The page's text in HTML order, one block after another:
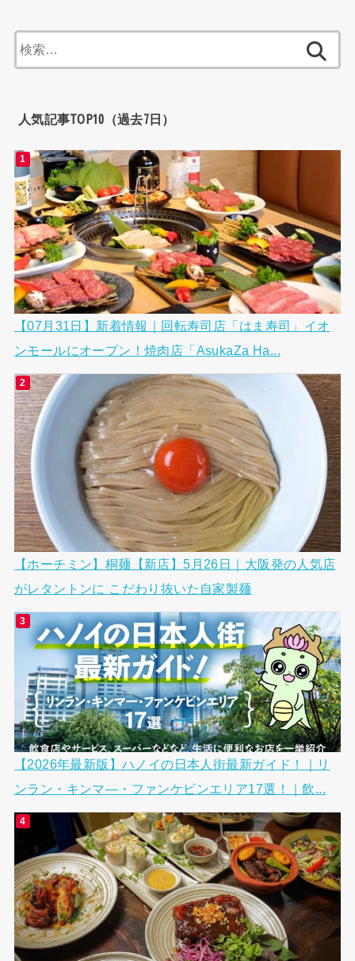
索:
人気記事TOP10（過去7日）
【07月31日】新着情報｜回転寿司店「はま寿司」イオ
ンモールにオープン！焼肉店「AsukaZa Ha...
【ホーチミン】桐麺【新店】5月26日｜大阪発の人気店
がレタントンに こだわり抜いた自家製麺
【2026年最新版】ハノイの日本人街最新ガイド！｜リ
ンラン・キンマ―・ファンケビンエリア17選！｜飲...